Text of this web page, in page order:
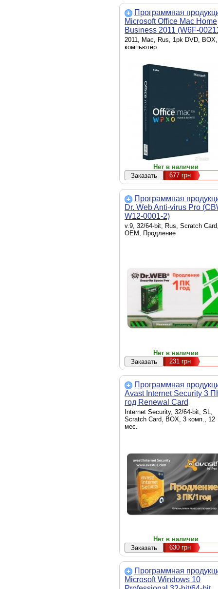
Программная
Microsoft Office Mac Home
Business 2011 (W6F-
2011, Mac, Rus, 1pk DVD,
компьютер
Нет в наличии
677грн
Программная
Dr. Web Anti-virus Pro
W12-0001-2)
v.9, 32/64-bit, Rus, Scratch
OEM, Продление
Нет в наличии
231грн
Программная
Avast Internet Security 3
год Renewal Card
(4820153970175)
Internet Security, 32/64-bit, SL,
Scratch Card, BOX, 3 комп., 12
мес.
Нет в наличии
630грн
Программная
Microsoft Windows 10